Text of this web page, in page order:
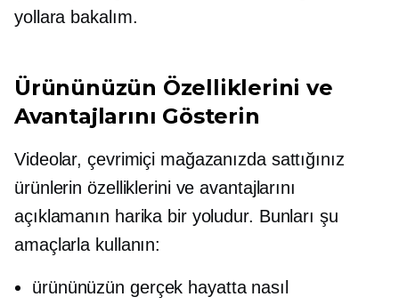
yollara bakalım.
Ürününüzün Özelliklerini ve
Avantajlarını Gösterin
Videolar, çevrimiçi mağazanızda sattığınız
ürünlerin özelliklerini ve avantajlarını
açıklamanın harika bir yoludur. Bunları şu
amaçlarla kullanın:
ürününüzün gerçek hayatta nasıl